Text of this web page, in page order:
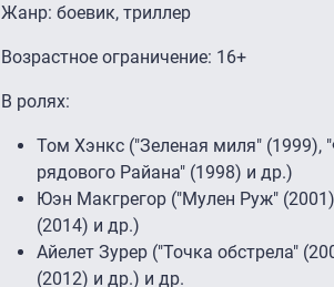
Жанр: боевик, триллер
Возрастное ограничение: 16+
В ролях:
Том Хэнкс ("Зеленая миля" (1999),
рядового Райана" (1998) и др.)
Юэн Макгрегор ("Мулен Руж"
(2014) и др.)
Айелет Зурер ("Точка обстрела"
(2012) и др.) и др.